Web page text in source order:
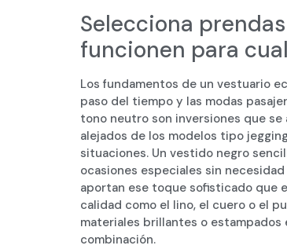
Selecciona
funcionen para
Los fundamentos de un vestuario
paso del tiempo y las modas
tono neutro son inversiones que
alejados de los modelos tipo
situaciones. Un vestido negro
ocasiones especiales sin
aportan ese toque sofisticado que
calidad como el lino, el cuero o el
materiales brillantes o
combinación.